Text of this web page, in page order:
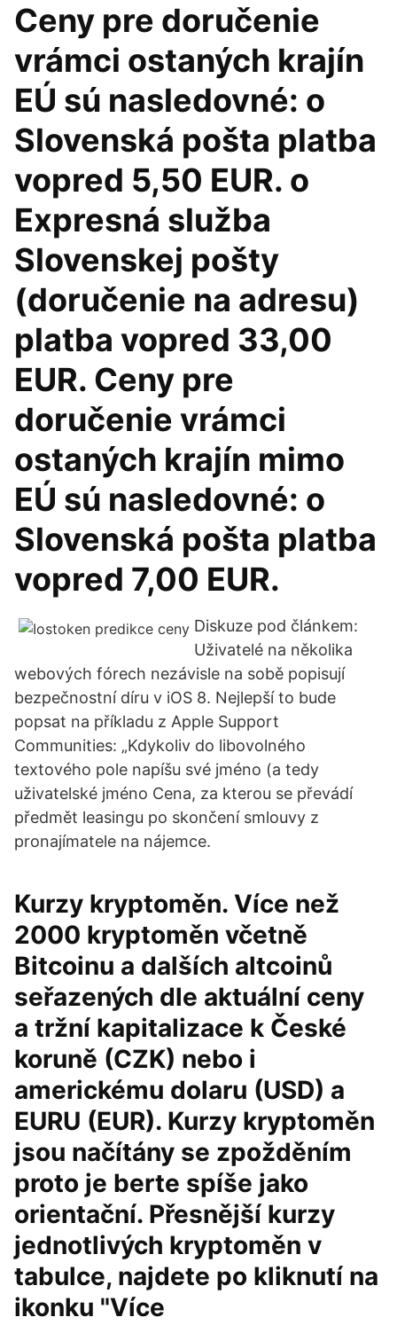
Ceny pre doručenie
vrámci ostaných krajín
EÚ sú nasledovné: o
Slovenská pošta platba
vopred 5,50 EUR. o
Expresná služba
Slovenskej pošty
(doručenie na adresu)
platba vopred 33,00
EUR. Ceny pre
doručenie vrámci
ostaných krajín mimo
EÚ sú nasledovné: o
Slovenská pošta platba
vopred 7,00 EUR.
Diskuze pod článkem:
Uživatelé na několika
webových fórech nezávisle na sobě popisují
bezpečnostní díru v iOS 8. Nejlepší to bude
popsat na příkladu z Apple Support
Communities: „Kdykoliv do libovolného
textového pole napíšu své jméno (a tedy
uživatelské jméno Cena, za kterou se převádí
předmět leasingu po skončení smlouvy z
pronajímatele na nájemce.
Kurzy kryptoměn. Více než
2000 kryptoměn včetně
Bitcoinu a dalších altcoinů
seřazených dle aktuální ceny
a tržní kapitalizace k České
koruně (CZK) nebo i
americkému dolaru (USD) a
EURU (EUR). Kurzy kryptoměn
jsou načítány se zpožděním
proto je berte spíše jako
orientační. Přesnější kurzy
jednotlivých kryptoměn v
tabulce, najdete po kliknutí na
ikonku "Více